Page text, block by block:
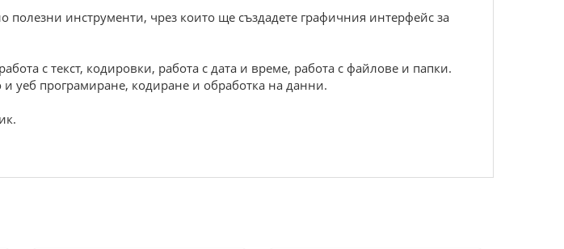
полезни инструменти, чрез които ще създадете графичния интерфейс за
с текст, кодировки, работа с дата и време, работа с файлове и папки.
уеб прог­рамиране, кодиране и обработка на данни.